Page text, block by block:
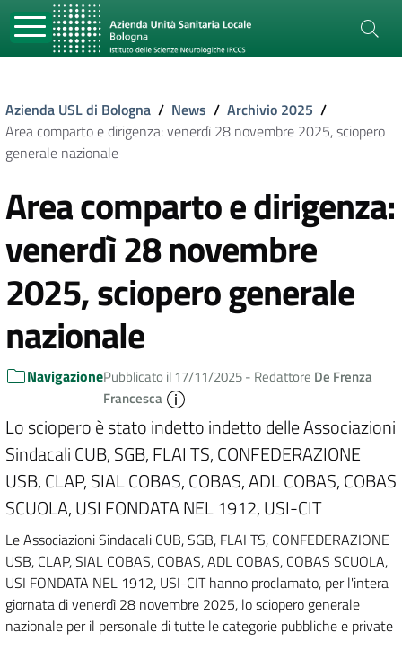
Azienda USL di Bologna / News / Archivio 2025 /
Area comparto e dirigenza: venerdì 28 novembre 2025, sciopero
generale nazionale
Area comparto e dirigenza:
venerdì 28 novembre
2025, sciopero generale
nazionale
NavigazionePubblicato il 17/11/2025 - Redattore De Frenza
Francesca
Lo sciopero è stato indetto indetto delle Associazioni
Sindacali CUB, SGB, FLAI TS, CONFEDERAZIONE
USB, CLAP, SIAL COBAS, COBAS, ADL COBAS, COBAS
SCUOLA, USI FONDATA NEL 1912, USI-CIT
Le Associazioni Sindacali CUB, SGB, FLAI TS, CONFEDERAZIONE
USB, CLAP, SIAL COBAS, COBAS, ADL COBAS, COBAS SCUOLA,
USI FONDATA NEL 1912, USI-CIT hanno proclamato, per l'intera
giornata di venerdì 28 novembre 2025, lo sciopero generale
nazionale per il personale di tutte le categorie pubbliche e private